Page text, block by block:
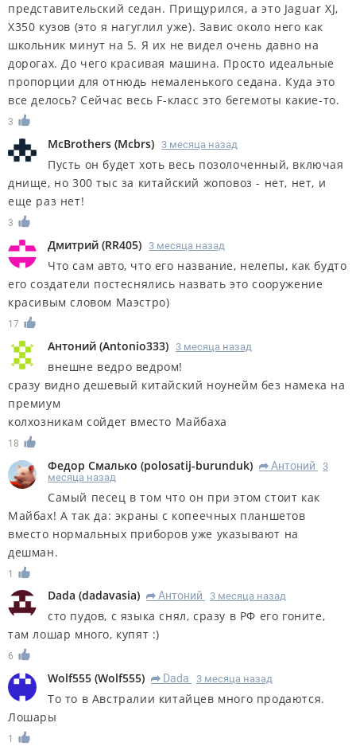
представительский седан. Прищурился, а это Jaguar XJ,
X350 кузов (это я нагуглил уже). Завис около него как
школьник минут на 5. Я их не видел очень давно на
дорогах. До чего красивая машина. Просто идеальные
пропорции для отнюдь немаленького седана. Куда это
все делось? Сейчас весь F-класс это бегемоты какие-то.
3
McBrothers (Mcbrs) 3 месяца назад
Пусть он будет хоть весь позолоченный, включая
днище, но 300 тыс за китайский жоповоз - нет, нет, и
еще раз нет!
3
Дмитрий (RR405) 3 месяца назад
Что сам авто, что его название, нелепы, как будто
его создатели постеснялись назвать это сооружение
красивым словом Маэстро)
17
Антоний (Antonio333) 3 месяца назад
внешне ведро ведром!
сразу видно дешевый китайский ноунейм без намека на
премиум
колхозникам сойдет вместо Майбаха
18
Федор Смалько (polosatij-burunduk) R Антоний
3
месяца назад
Самый песец в том что он при этом стоит как
Майбах! А так да: экраны с копеечных планшетов
вместо нормальных приборов уже указывают на
дешман.
1
Dada (dadavasia) R Антоний 3 месяца назад
сто пудов, с языка снял, сразу в РФ его гоните,
там лошар много, купят :)
6
Wolf555 (Wolf555) R Dada 3 месяца назад
То то в Австралии китайцев много продаются.
Лошары
1